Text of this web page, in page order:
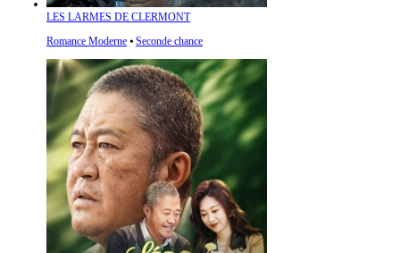
LES LARMES DE CLERMONT
Romance Moderne ⦁ Seconde chance